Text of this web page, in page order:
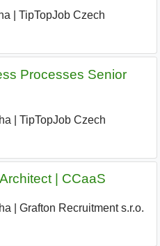
TipTopJob Czech
Processes Senior
TipTopJob Czech
| CCaaS
Grafton Recruitment s.r.o.